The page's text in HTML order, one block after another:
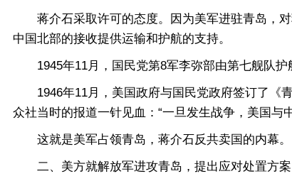
蒋介石采取许可的态度。因为美军进驻青岛，对
中国北部的接收提供运输和护航的支持。
1945年11月，国民党第8军李弥部由第七舰队护
1946年11月，美国政府与国民党政府签订了《青
众社当时的报道一针见血：“一旦发生战争，美国与
这就是美军占领青岛，蒋介石反共卖国的内幕。
二、美方就解放军进攻青岛，提出应对处置方案